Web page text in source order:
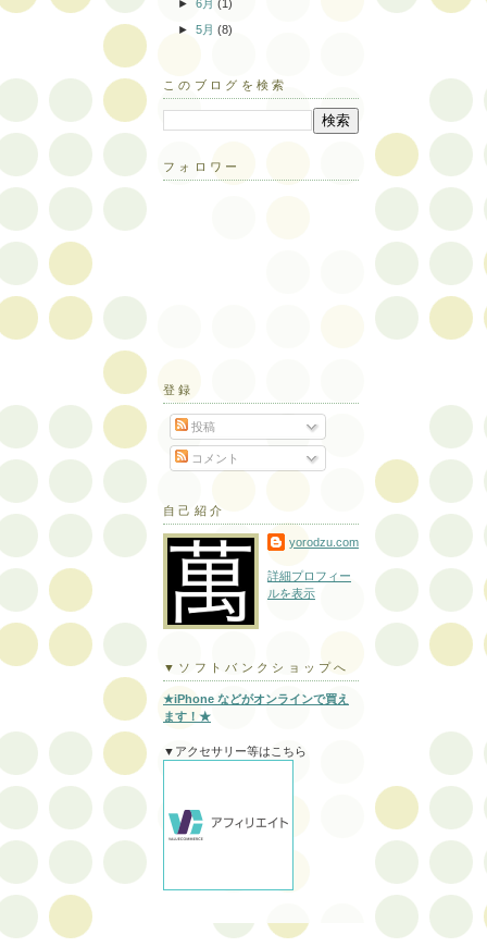
►6月(1)
►5月(8)
このブログを検索
フォロワー
登録
投稿
コメント
自己紹介
yorodzu.com
詳細プロフィー
ルを表示
▼ソフトバンクショップへ
★iPhone などがオンラインで買え
ます！★
▼アクセサリー等はこちら